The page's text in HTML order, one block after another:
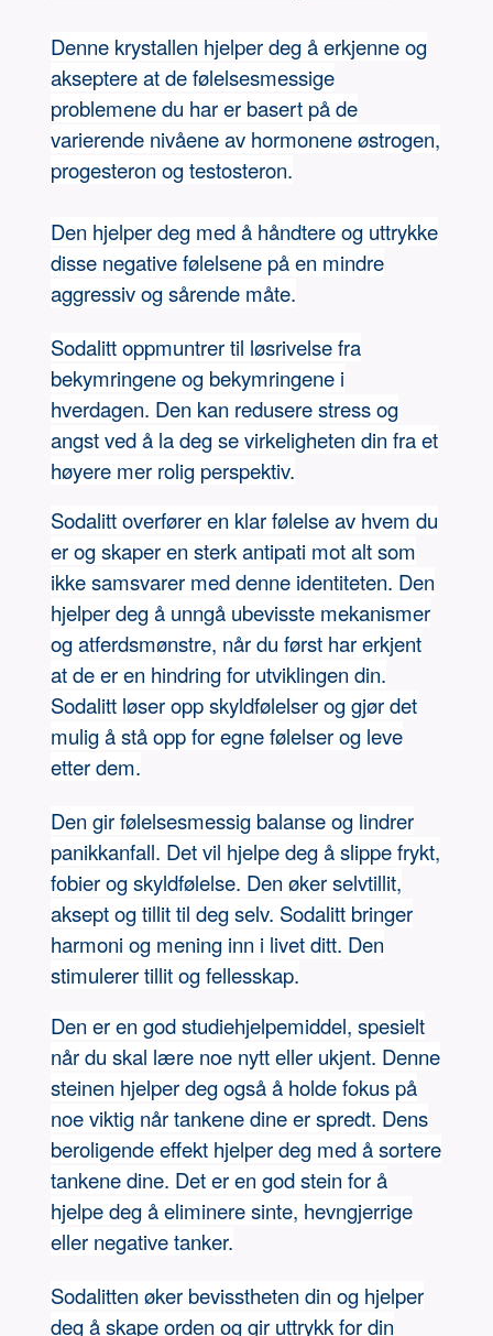
Denne krystallen hjelper deg å erkjenne og
akseptere at de følelsesmessige
problemene du har er basert på de
varierende nivåene av hormonene østrogen,
progesteron og testosteron.
Den hjelper deg med å håndtere og uttrykke
disse negative følelsene på en mindre
aggressiv og sårende måte.
Sodalitt oppmuntrer til løsrivelse fra
bekymringene og bekymringene i
hverdagen. Den kan redusere stress og
angst ved å la deg se virkeligheten din fra et
høyere mer rolig perspektiv.
Sodalitt overfører en klar følelse av hvem du
er og skaper en sterk antipati mot alt som
ikke samsvarer med denne identiteten. Den
hjelper deg å unngå ubevisste mekanismer
og atferdsmønstre, når du først har erkjent
at de er en hindring for utviklingen din.
Sodalitt løser opp skyldfølelser og gjør det
mulig å stå opp for egne følelser og leve
etter dem.
Den gir følelsesmessig balanse og lindrer
panikkanfall. Det vil hjelpe deg å slippe frykt,
fobier og skyldfølelse. Den øker selvtillit,
aksept og tillit til deg selv. Sodalitt bringer
harmoni og mening inn i livet ditt. Den
stimulerer tillit og fellesskap.
Den er en god studiehjelpemiddel, spesielt
når du skal lære noe nytt eller ukjent. Denne
steinen hjelper deg også å holde fokus på
noe viktig når tankene dine er spredt. Dens
beroligende effekt hjelper deg med å sortere
tankene dine. Det er en god stein for å
hjelpe deg å eliminere sinte, hevngjerrige
eller negative tanker.
Sodalitten øker bevisstheten din og hjelper
deg å skape orden og gir uttrykk for din